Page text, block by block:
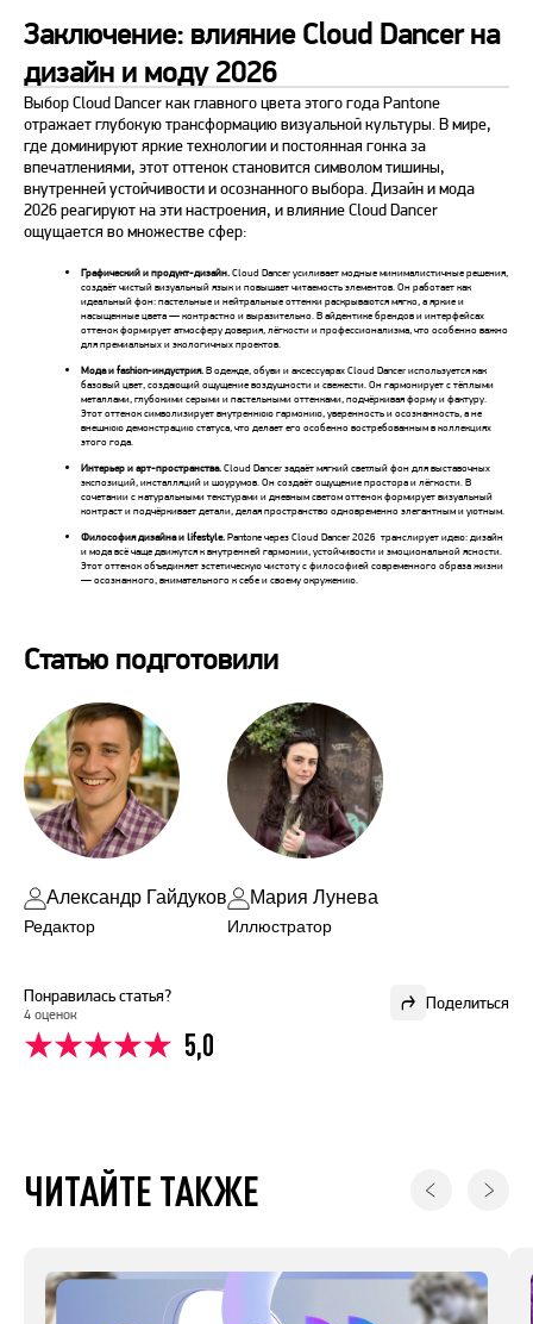
Заключение: влияние Cloud Dancer на
дизайн и моду 2026
Выбор Cloud Dancer как главного цвета этогогода Pantone
отражает глубокую трансформацию визуальной культуры. В мире,
где доминируют яркие технологии и постоянная гонка за
впечатлениями, этот оттенок становится символом тишины,
внутренней устойчивости и осознанного выбора. Дизайн и мода
2026реагируют на эти настроения, и влияние Cloud Dancer
ощущается во множестве сфер:
Графический и продукт-дизайн.Cloud Dancer усиливает модные минималистичные решения,
создаёт чистый визуальный язык и повышает читаемость элементов. Он работает как
идеальный фон: пастельные и нейтральные оттенки раскрываются мягко, а яркие и
насыщенные цвета — контрастно и выразительно. В айдентике брендов и интерфейсах
оттенок формирует атмосферу доверия, лёгкости и профессионализма, что особенно важно
для премиальных и экологичных проектов.
Мода и fashion-индустрия.В одежде, обуви и аксессуарах Cloud Dancer используется как
базовый цвет, создающий ощущение воздушности и свежести. Он гармонирует с тёплыми
металлами, глубокими серыми и пастельными оттенками, подчёркивая форму и фактуру.
Этот оттенок символизирует внутреннюю гармонию, уверенность и осознанность, а не
внешнюю демонстрацию статуса, что делает его особенно востребованным в коллекциях
этого года.
Интерьер и арт-пространства.Cloud Dancer задаёт мягкий светлый фон для выставочных
экспозиций, инсталляций и шоурумов. Он создаёт ощущение простора и лёгкости. В
сочетании с натуральными текстурами и дневным светом оттенок формирует визуальный
контраст и подчёркивает детали, делая пространство одновременно элегантным и уютным.
Философия дизайна и lifestyle.Pantone через Cloud Dancer2026 транслирует идею: дизайн
и мода всё чаще движутся к внутренней гармонии, устойчивости и эмоциональной ясности.
Этот оттенок объединяет эстетическую чистоту с философией современного образа жизни
— осознанного, внимательного к себе и своему окружению.
Статью подготовили
Александр Гайдуков
Редактор
Мария Лунева
Иллюстратор
Поделиться
Понравилась статья?
4 оценок
5,0
ЧИТАЙТЕ ТАКЖЕ